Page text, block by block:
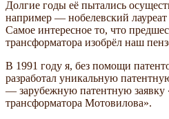
Долгие годы её пытались
например — нобелевский
Самое интересное то, что
трансформатора изобрёл наш
В 1991 году я, без помощи
разработал уникальную
— зарубежную патентную заявку
трансформатора Мотовилова».